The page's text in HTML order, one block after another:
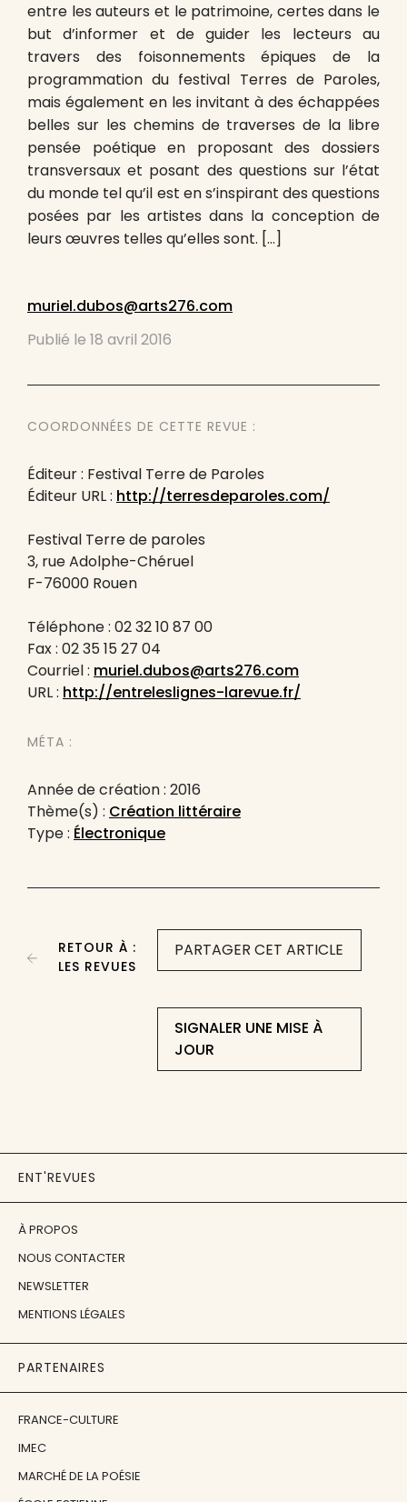
entre les auteurs et le patrimoine, certes dans le
but d’informer et de guider les lecteurs au
travers des foisonnements épiques de la
programmation du festival Terres de Paroles,
mais également en les invitant à des échappées
belles sur les chemins de traverses de la libre
pensée poétique en proposant des dossiers
transversaux et posant des questions sur l’état
du monde tel qu’il est en s’inspirant des questions
posées par les artistes dans la conception de
leurs œuvres telles qu’elles sont. […]
muriel.dubos@arts276.com
Publié le 18 avril 2016
COORDONNÉES DE CETTE REVUE :
Éditeur : Festival Terre de Paroles
Éditeur URL : http://terresdeparoles.com/
Festival Terre de paroles
3, rue Adolphe-Chéruel
F-76000 Rouen
Téléphone : 02 32 10 87 00
Fax : 02 35 15 27 04
Courriel : muriel.dubos@arts276.com
URL : http://entreleslignes-larevue.fr/
MÉTA :
Année de création : 2016
Thème(s) : Création littéraire
Type : Électronique
PARTAGER CET ARTICLE
SIGNALER UNE MISE À
JOUR
RETOUR À :
LES REVUES
ENT'REVUES
À PROPOS
NOUS CONTACTER
NEWSLETTER
MENTIONS LÉGALES
PARTENAIRES
FRANCE-CULTURE
IMEC
MARCHÉ DE LA POÉSIE